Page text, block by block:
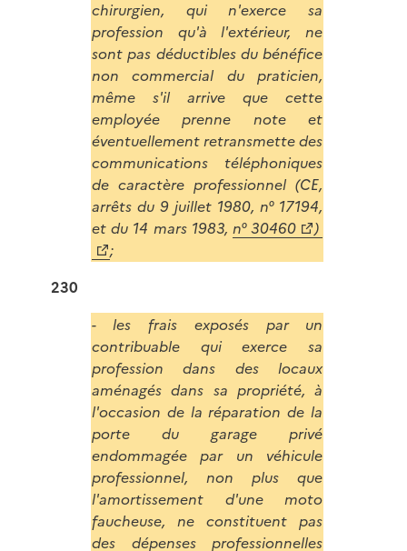
chirurgien, qui n'exerce sa
profession qu'à l'extérieur, ne
sont pas déductibles du bénéfice
non commercial du praticien,
même s'il arrive que cette
employée prenne note et
éventuellement retransmette des
communications téléphoniques
de caractère professionnel (CE,
arrêts du 9 juillet 1980, n° 17194,
et du 14 mars 1983, n° 30460
)
;
230
- les frais exposés par un
contribuable qui exerce sa
profession dans des locaux
aménagés dans sa propriété, à
l'occasion de la réparation de la
porte du garage privé
endommagée par un véhicule
professionnel, non plus que
l'amortissement d'une moto
faucheuse, ne constituent pas
des dépenses professionnelles